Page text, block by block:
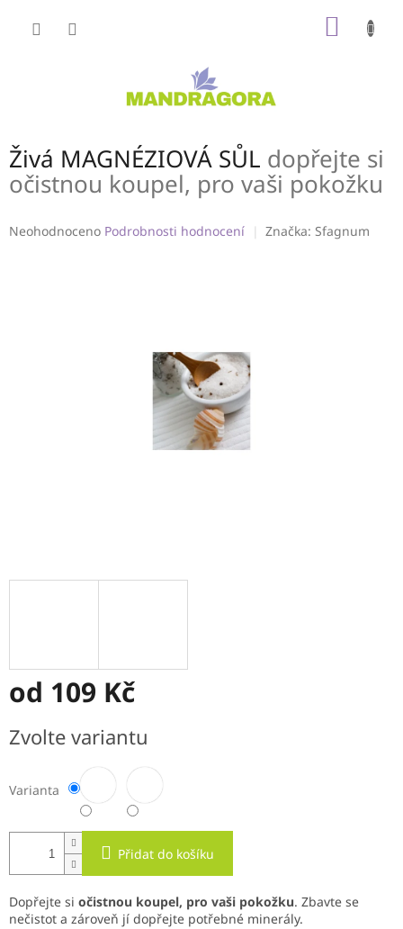
Živá MAGNÉZIOVÁ SŮL dopřejte si
očistnou koupel, pro vaši pokožku
Průměrné
Neohodnoceno Podrobnosti hodnocení Značka: Sfagnum
od 109 Kč
cena:
Zvolte variantu
Varianta
Přidat do košíku
Dopřejte si očistnou koupel, pro vaši pokožku. Zbavte se
nečistot a zároveň jí dopřejte potřebné minerály.